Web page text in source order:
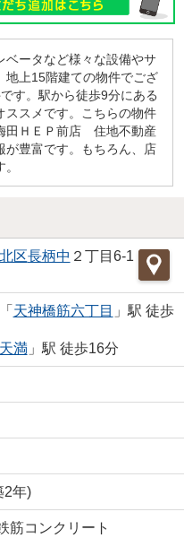
ベータなど様々な設備やサ
地上15階建ての物件でござ
す。駅から徒歩9分にある
ススメです。こちらの物件
田ＨＥＰ前店 住地不動産
が豊富です。もちろん、店
区長柄中 ２丁目6-1
「 天神橋筋六丁目 」駅 徒歩
天満」駅 徒歩16分
2年)
筋コンクリート